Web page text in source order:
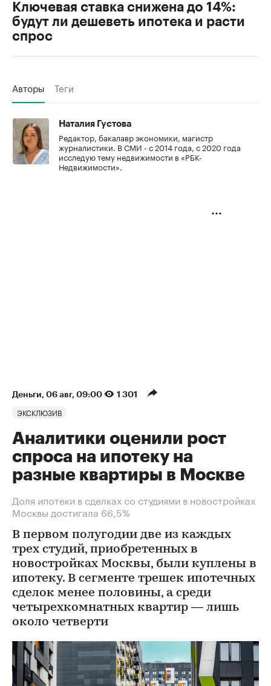
Ключевая ставка снижена до 14%:
будут ли дешеветь ипотека и расти
спрос
Авторы Теги
Наталия Густова
Редактор, бакалавр экономики, магистр
журналистики. В СМИ - с 2014 года, с 2020 года
исследую тему недвижимости в «РБК-
Недвижимости».
Деньги⁠, 06 авг, 09:00 1 301
ЭКСКЛЮЗИВ
Аналитики оценили рост
спроса на ипотеку на
разные квартиры в Москве
Доля ипотеки в сделках со студиями в новостройках
Москвы достигала 66,5%
В первом полугодии две из каждых
трех студий, приобретенных в
новостройках Москвы, были куплены в
ипотеку. В сегменте трешек ипотечных
сделок менее половины, а среди
четырехкомнатных квартир — лишь
около четверти